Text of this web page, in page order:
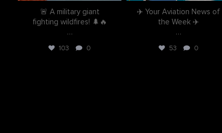
🚨 A military giant
fighting wildfires! 🌲🔥
…
103 0
✈️ Your Aviation News of
the Week ✈️
…
53 0